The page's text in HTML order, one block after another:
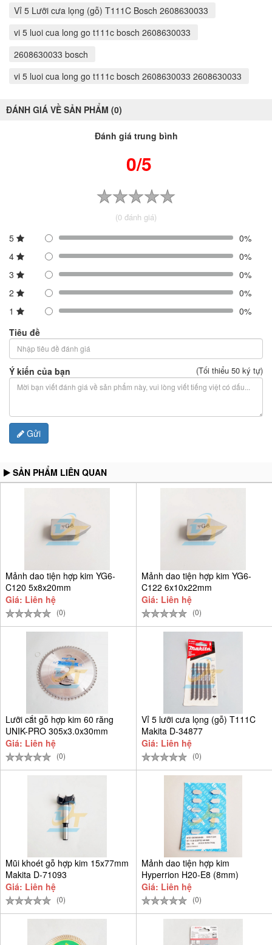
Vỉ 5 Lưỡi cưa lọng (gỗ) T111C Bosch 2608630033
vi 5 luoi cua long go t111c bosch 2608630033
2608630033 bosch
vi 5 luoi cua long go t111c bosch 2608630033 2608630033
ĐÁNH GIÁ VỀ SẢN PHẨM (0)
Đánh giá trung bình
0/5
(0 đánh giá)
5
0%
4
0%
3
0%
2
0%
1
0%
Tiêu đề
Ý kiến của bạn (Tối thiểu 50 ký tự)
Gửi
SẢN PHẨM LIÊN QUAN
Mảnh dao tiện hợp kim YG6-
C120 5x8x20mm
Giá: Liên hệ
(0)
Mảnh dao tiện hợp kim YG6-
C122 6x10x22mm
Giá: Liên hệ
(0)
Lưỡi cắt gỗ hợp kim 60 răng
UNIK-PRO 305x3.0x30mm
Giá: Liên hệ
(0)
Vỉ 5 lưỡi cưa lọng (gỗ) T111C
Makita D-34877
Giá: Liên hệ
(0)
Mũi khoét gỗ hợp kim 15x77mm
Makita D-71093
Giá: Liên hệ
(0)
Mảnh dao tiện hợp kim
Hyperrion H20-E8 (8mm)
Giá: Liên hệ
(0)